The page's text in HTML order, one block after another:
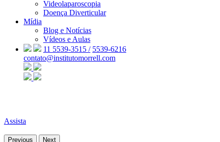
Videolaparoscopia
Doença Diverticular
Mídia
Blog e Notícias
Vídeos e Aulas
11 5539-3515 / 5539-6216
contato@institutomorrell.com
Assista
Previous Next